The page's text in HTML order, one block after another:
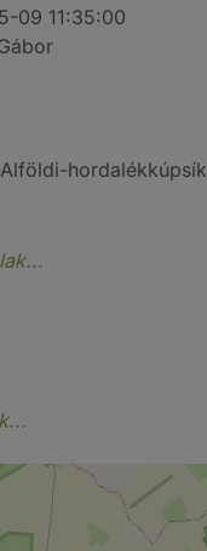
09 11:35:00